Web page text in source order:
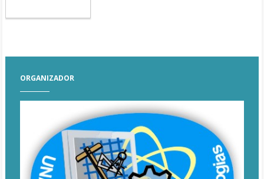
ORGANIZADOR